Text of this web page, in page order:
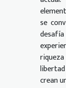
se
crean